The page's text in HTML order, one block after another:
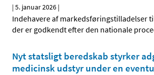
|5. januar 2026 |
Indehavere af markedsføringstilladelser
der er godkendt efter den nationale
Nyt statsligt beredskab styrker
medicinsk udstyr under en